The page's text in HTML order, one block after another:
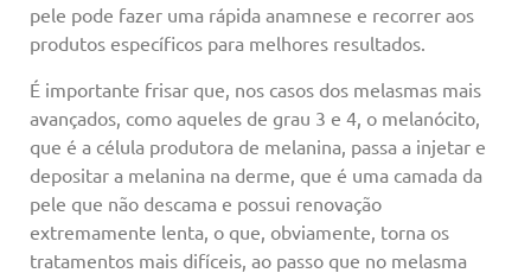
pele pode fazer uma rápida anamnese e recorrer aos
produtos específicos para melhores resultados.
É importante frisar que, nos casos dos melasmas mais
avançados, como aqueles de grau 3 e 4, o melanócito,
que é a célula produtora de melanina, passa a injetar e
depositar a melanina na derme, que é uma camada da
pele que não descama e possui renovação
extremamente lenta, o que, obviamente, torna os
tratamentos mais difíceis, ao passo que no melasma